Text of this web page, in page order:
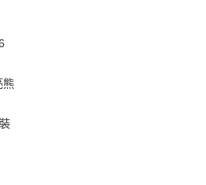
後才付款」的支付方式。 讓您購物簡單
卡、不需儲值。
證，即可結帳。
再付款。
後付」後，將跳轉至「AFTEE先享後付」
上)免運費
熊